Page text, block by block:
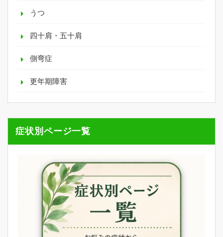
うつ
四十肩・五十肩
側弯症
更年期障害
症状別ページ一覧